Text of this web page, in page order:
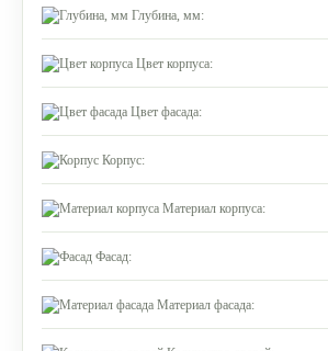
Глубина, мм:
Цвет корпуса:
Цвет фасада:
Корпус:
Материал корпуса:
Фасад:
Материал фасада: